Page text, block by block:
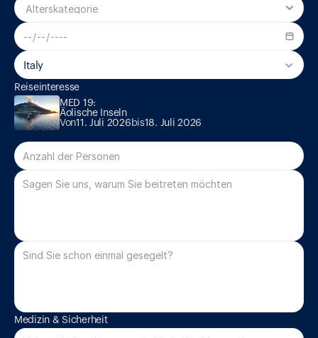
Italy
MED 19:
Reiseinteresse
MED 19:
Äolische Inseln
Von11. Juli 2026 bis18. Juli 2026
Medizin & Sicherheit